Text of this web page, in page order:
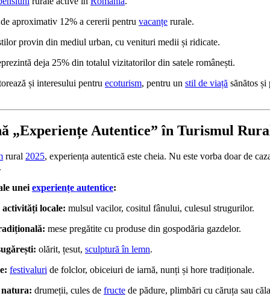
aproximativ 12% a cererii pentru vacanțe rurale.
provin din mediul urban, cu venituri medii și ridicate.
deja 25% din totalul vizitatorilor din satele românești.
și interesului pentru ecoturism, pentru un stil de viață sănătos și
„Experiențe Autentice” în Turismul
rural 2025, experiența autentică este cheia. Nu este vorba doar de
unei experiențe autentice:
locale: mulsul vacilor, cositul fânului, culesul strugurilor.
mese pregătite cu produse din gospodăria gazdelor.
olărit, țesut, sculptură în lemn.
festivaluri de folclor, obiceiuri de iarnă, nunți și hore tradiționale.
natura: drumeții, cules de fructe de pădure, plimbări cu căruța sau